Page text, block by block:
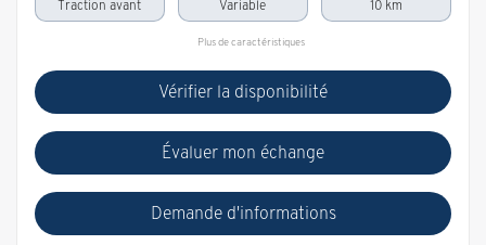
Traction avant Variable 10 km
Plus de caractéristiques
Vérifier la disponibilité
Évaluer mon échange
Demande d'informations